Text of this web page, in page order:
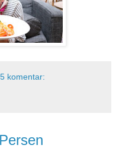
komentar: